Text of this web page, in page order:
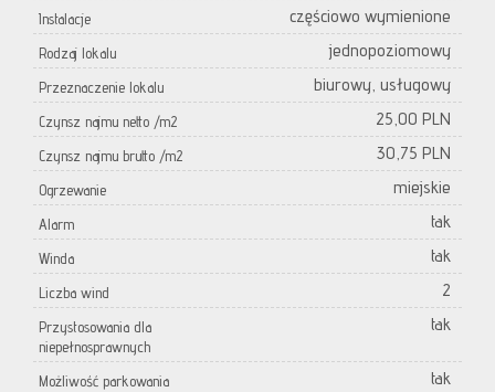
Instalacje częściowo wymienione
Rodzaj lokalu jednopoziomowy
Przeznaczenie lokalu biurowy, usługowy
Czynsz najmu netto /m2 25,00 PLN
Czynsz najmu brutto /m2 30,75 PLN
Ogrzewanie miejskie
Alarm tak
Winda tak
Liczba wind 2
Przystosowania dla
niepełnosprawnych
tak
Możliwość parkowania tak